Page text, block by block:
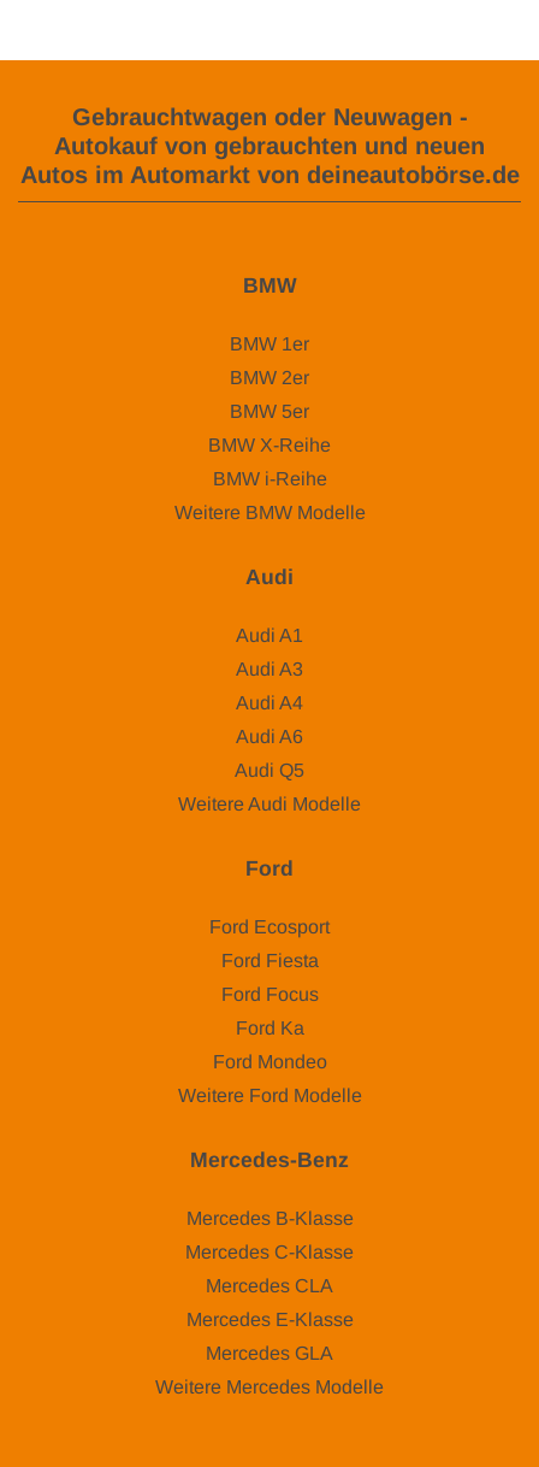
Gebrauchtwagen oder Neuwagen -
Autokauf von gebrauchten und neuen
Autos im Automarkt von deineautobörse.de
BMW
BMW 1er
BMW 2er
BMW 5er
BMW X-Reihe
BMW i-Reihe
Weitere BMW Modelle
Audi
Audi A1
Audi A3
Audi A4
Audi A6
Audi Q5
Weitere Audi Modelle
Ford
Ford Ecosport
Ford Fiesta
Ford Focus
Ford Ka
Ford Mondeo
Weitere Ford Modelle
Mercedes-Benz
Mercedes B-Klasse
Mercedes C-Klasse
Mercedes CLA
Mercedes E-Klasse
Mercedes GLA
Weitere Mercedes Modelle